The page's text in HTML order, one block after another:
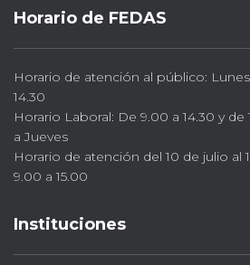
Horario de FEDAS
Horario de atención al público:
14.30
Horario Laboral: De 9.00 a 14.30 y de
a Jueves
Horario de atención del 10 de julio al
9.00 a 15.00
Instituciones